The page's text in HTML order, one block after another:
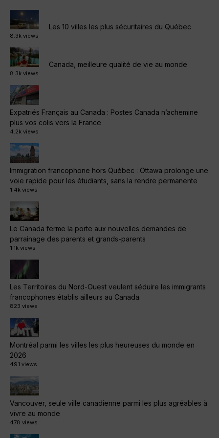
Les 10 villes les plus sécuritaires du Québec
8.3k views
Canada, meilleure qualité de vie au monde
8.3k views
Expatriés Français au Canada : Postes Canada n’achemine
plus vos colis vers la France
4.2k views
Immigration francophone hors Québec : Ottawa prolonge une
voie rapide pour les étudiants, sans la rendre permanente
1.4k views
Le Canada ferme la porte aux nouvelles demandes de
parrainage des parents et grands-parents
1.1k views
Les Territoires du Nord-Ouest veulent séduire les immigrants
francophones établis ailleurs au Canada
823 views
Montréal parmi les villes les plus heureuses du monde en
2026
491 views
Vancouver, seule ville canadienne parmi les plus agréables à
vivre au monde
478 views